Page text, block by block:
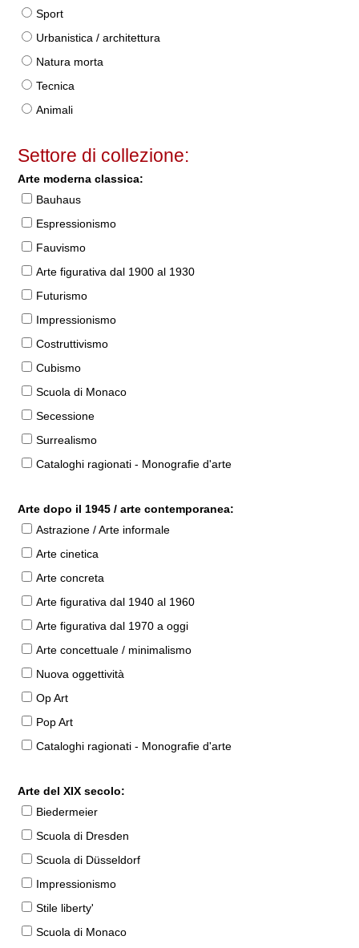
Sport
Urbanistica / architettura
Natura morta
Tecnica
Animali
Settore di collezione:
Arte moderna classica:
Bauhaus
Espressionismo
Fauvismo
Arte figurativa dal 1900 al 1930
Futurismo
Impressionismo
Costruttivismo
Cubismo
Scuola di Monaco
Secessione
Surrealismo
Cataloghi ragionati - Monografie d'arte
Arte dopo il 1945 / arte contemporanea:
Astrazione / Arte informale
Arte cinetica
Arte concreta
Arte figurativa dal 1940 al 1960
Arte figurativa dal 1970 a oggi
Arte concettuale / minimalismo
Nuova oggettività
Op Art
Pop Art
Cataloghi ragionati - Monografie d'arte
Arte del XIX secolo:
Biedermeier
Scuola di Dresden
Scuola di Düsseldorf
Impressionismo
Stile liberty'
Scuola di Monaco